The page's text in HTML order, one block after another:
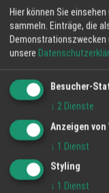
35° / 19°
Hier können Sie
sammeln. Einträge, die
Demonstrationszwecken
unsere
Besucher-
↓ 2 Dienste
Anzeigen von
↓ 1 Dienst
Styling
↓ 1 Dienst